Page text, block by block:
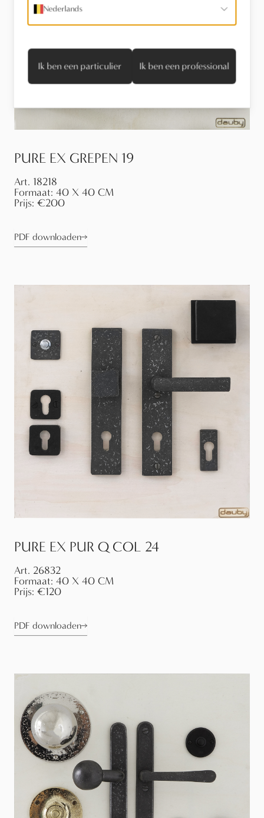
PURE EX GREPEN 19
Art. 18218
Formaat: 40 X 40 CM
Prijs: €200
PDF downloaden
PURE EX PUR Q COL 24
Art. 26832
Formaat: 40 X 40 CM
Prijs: €120
PDF downloaden
Nederlands
Ik ben een particulier Ik ben een professional